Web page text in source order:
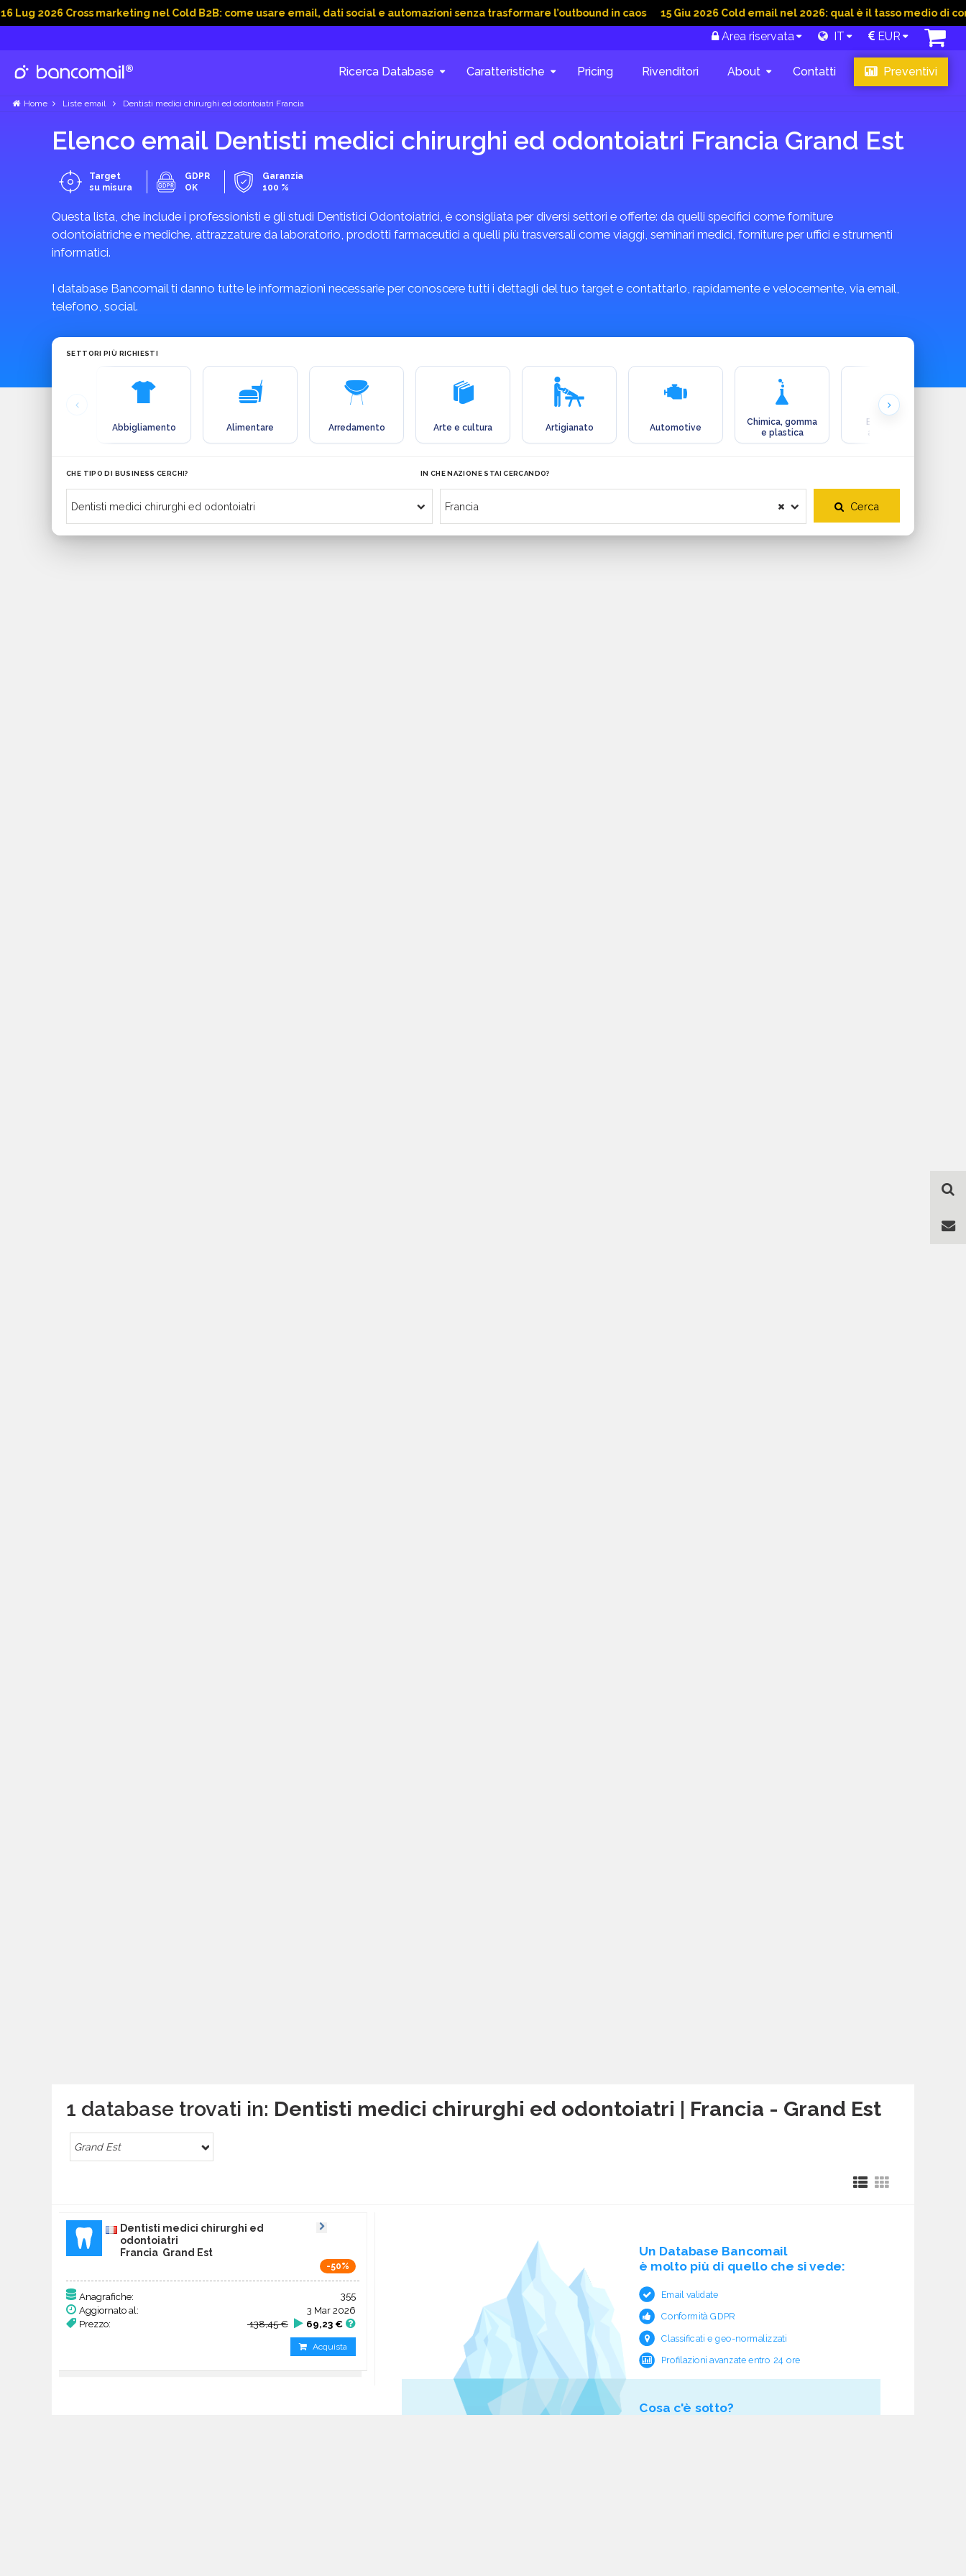
Cross marketing nel Cold B2B: come usare email, dati social e automazioni senza trasformare l’outbound in caos 15 Giu 2026 Cold email nel 2026: qual è il tasso medio di conversione
Area riservata IT EUR
Ricerca Database Caratteristiche Pricing Rivenditori About Contatti Preventivi
Home Liste email Dentisti medici chirurghi ed odontoiatri Francia
Elenco email Dentisti medici chirurghi ed odontoiatri Francia Grand Est
Target
su misura
GDPR
OK
Garanzia
100 %
Questa lista, che include i professionisti e gli studi Dentistici Odontoiatrici, è consigliata per diversi settori e offerte: da quelli specifici come forniture
odontoiatriche e mediche, attrazzature da laboratorio, prodotti farmaceutici a quelli più trasversali come viaggi, seminari medici, forniture per uffici e strumenti
informatici.
I database Bancomail ti danno tutte le informazioni necessarie per conoscere tutti i dettagli del tuo target e contattarlo, rapidamente e velocemente, via email,
telefono, social.
SETTORI PIÙ RICHIESTI
Abbigliamento Alimentare Arredamento Arte e cultura Artigianato Automotive
Chimica, gomma
e plastica
Ecologia e
ambiente
CHE TIPO DI BUSINESS CERCHI? IN CHE NAZIONE STAI CERCANDO?
Cerca
1 database trovati in: Dentisti medici chirurghi ed odontoiatri | Francia - Grand Est
Grand Est
Dentisti medici chirurghi ed
odontoiatri
Francia Grand Est
-50%
Anagrafiche:
355
Aggiornato al:
3 Mar 2026
Prezzo:
138,45 € 69,23 €
Acquista
Un Database Bancomail
è molto più di quello che si vede:
Email validate
Conformità GDPR
Classificati e geo-normalizzati
Profilazioni avanzate entro 24 ore
Cosa c'è sotto?